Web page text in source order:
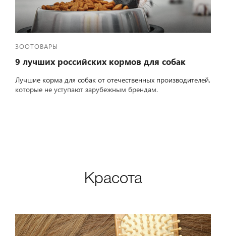
ЗООТОВАРЫ
9 лучших российских кормов для собак
Лучшие корма для собак от отечественных производителей,
которые не уступают зарубежным брендам.
Красота